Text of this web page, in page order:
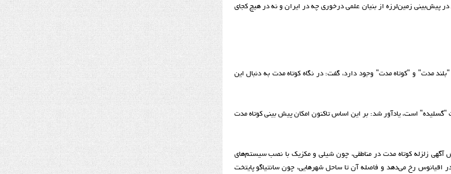
پیش‌بینی زمین‌لرزه از بنیان علمی درخوری چه در ایران و نه در هیچ کجای
مدت" و "کوتاه مدت" وجود دارد، گفت: در نگاه کوتاه مدت به دنبال این
"گسلیده" است، یادآور شد: بر این اساس تاکنون امکان پیش بینی کوتاه مدت
آگهی زلزله کوتاه مدت در مناطقی، چون شیلی و مکزیک با نصب سیستم‌های
اقیانوس رخ می‌دهد و فاصله آن تا ساحل شهرهایی، چون سانتیاگو پایتخت